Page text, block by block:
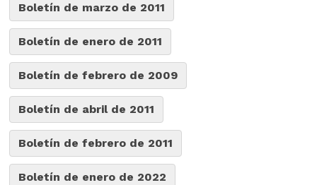
Boletín de marzo de 2011
Boletín de enero de 2011
Boletín de febrero de 2009
Boletín de abril de 2011
Boletín de febrero de 2011
Boletín de enero de 2022